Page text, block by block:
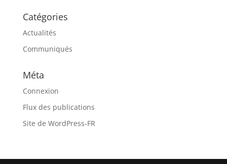
Catégories
Actualités
Communiqués
Méta
Connexion
Flux des publications
Site de WordPress-FR